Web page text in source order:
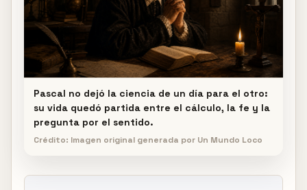
Pascal no dejó la ciencia de un día para el otro:
su vida quedó partida entre el cálculo, la fe y la
pregunta por el sentido.
Crédito: Imagen original generada por Un Mundo Loco